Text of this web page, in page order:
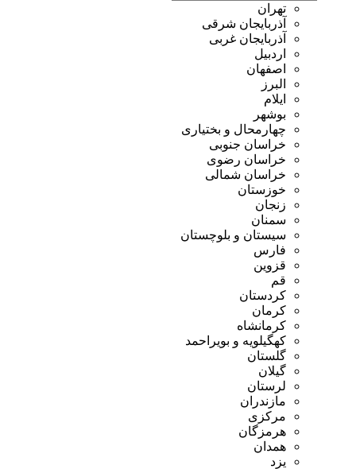
تهران
آذربایجان شرقی
آذربایجان غربی
اردبیل
اصفهان
البرز
ایلام
بوشهر
چهارمحال و بختیاری
خراسان جنوبی
خراسان رضوی
خراسان شمالی
خوزستان
زنجان
سمنان
سیستان و بلوچستان
فارس
قزوین
قم
کردستان
کرمان
کرمانشاه
کهگیلویه و بویراحمد
گلستان
گیلان
لرستان
مازندران
مرکزی
هرمزگان
همدان
یزد